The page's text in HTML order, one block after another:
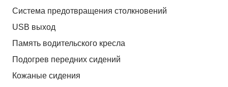
Система предотвращения столкновений
USB выход
Память водительского кресла
Подогрев передних сидений
Кожаные сидения